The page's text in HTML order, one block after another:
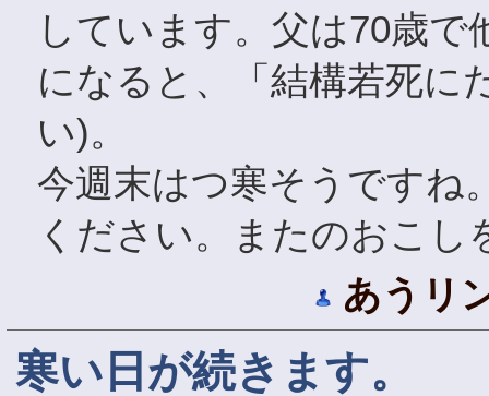
しています。父は70歳
になると、「結構若死に
い)。
今週末はつ寒そうですね
ください。またのおこ
あうリ
寒い日が続きます。